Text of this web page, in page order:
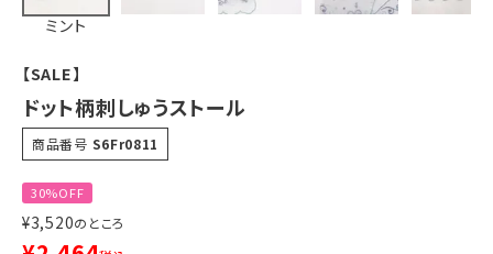
ミント
【SALE】
ドット柄刺しゅうストール
商品番号 S6Fr0811
30%OFF
¥3,520のところ